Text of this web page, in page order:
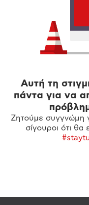
Αυτή τη
πάντα για να
Ζητούμε συγγνώμη
σίγουροι ότι